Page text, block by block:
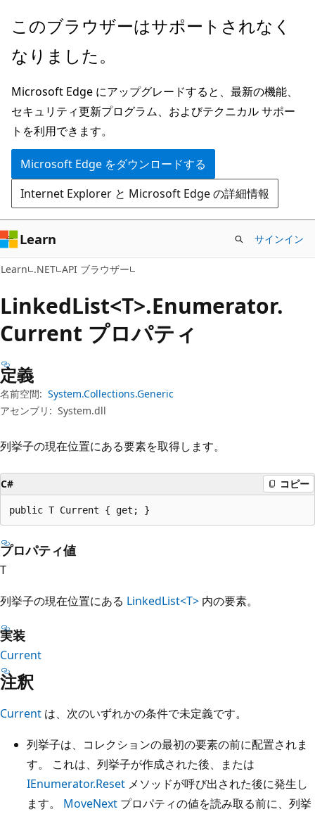
メ
ン
ン
テ
ン
ツ
に
ス
キ
ッ
プ
ペ
ジ
ナ
ビ
ゲ
ー
シ
ョ
ン
に
ス
キ
ッ
プ
このブラウザーはサポートされなく
なりました。
Microsoft Edge にアップグレードすると、最新の機能、
セキュリティ更新プログラム、およびテクニカル サポー
トを利用できます。
Microsoft Edge をダウンロードする
Internet Explorer と Microsoft Edge の詳細情報
Learn サインイン
Learn .NET API ブラウザー
LinkedList<T>.Enumerator.
Current プロパティ
定義
名前空間: System.Collections.Generic
アセンブリ: System.dll
列挙子の現在位置にある要素を取得します。
C# コピー
public T Current { get; }
プロパティ値
T
列挙子の現在位置にある LinkedList<T> 内の要素。
実装
Current
注釈
Current は、次のいずれかの条件で未定義です。
列挙子は、コレクションの最初の要素の前に配置されま
す。 これは、列挙子が作成された後、または
IEnumerator.Reset メソッドが呼び出された後に発生し
ます。 MoveNext プロパティの値を読み取る前に、列挙